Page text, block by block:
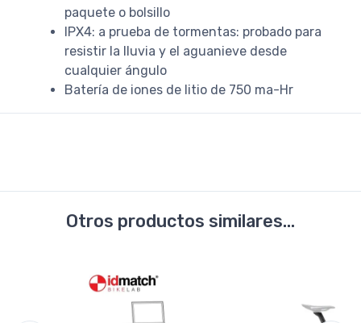
paquete o bolsillo
IPX4: a prueba de tormentas: probado para
resistir la lluvia y el aguanieve desde
cualquier ángulo
Batería de iones de litio de 750 ma-Hr
Otros productos similares...